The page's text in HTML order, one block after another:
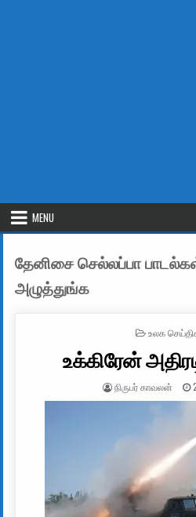
MENU
தேனிசை செல்லப்பா
அழுத்துங்க
POSTED IN
உலக
உக்கிரேன்
AUTHOR:
நிருபர் காவலன்